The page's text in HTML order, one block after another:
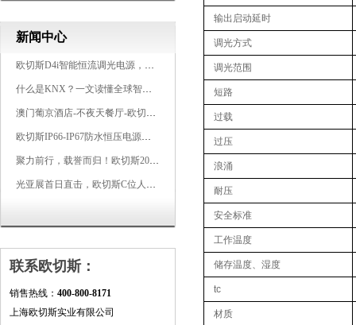
新闻中心
欧切斯D4i智能恒流调光电源，引领未来照明生态
什么是KNX？一文读懂全球智能建筑控制标准
澳门葡京酒店-不夜天餐厅-欧切斯KNX智能控制系统打造高端智慧空间
欧切斯IP66-IP67防水恒压电源，无惧风雨，智稳如一
聚力前行，载誉而归！欧切斯2026光亚展完美收官
光亚展首日直击，欧切斯C位人气爆棚-双奖加冕，实力再出圈
联系欧切斯：
销售热线： 400-800-8171
上海欧切斯实业有限公司
输出启动延时
调光方式
调光范围
短路
过载
过压
浪涌
耐压
安全标准
工作温度
储存温度、湿度
tc
材质